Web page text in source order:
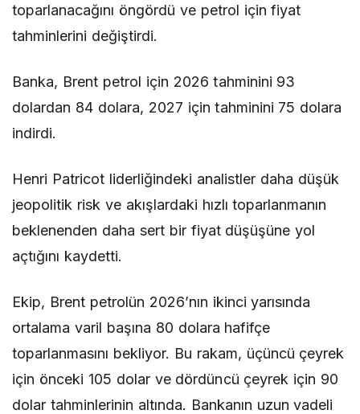
toparlanacağını öngördü ve petrol için fiyat
tahminlerini değiştirdi.
Banka, Brent petrol için 2026 tahminini 93
dolardan 84 dolara, 2027 için tahminini 75 dolara
indirdi.
Henri Patricot liderliğindeki analistler daha düşük
jeopolitik risk ve akışlardaki hızlı toparlanmanın
beklenenden daha sert bir fiyat düşüşüne yol
açtığını kaydetti.
Ekip, Brent petrolün 2026’nın ikinci yarısında
ortalama varil başına 80 dolara hafifçe
toparlanmasını bekliyor. Bu rakam, üçüncü çeyrek
için önceki 105 dolar ve dördüncü çeyrek için 90
dolar tahminlerinin altında. Bankanın uzun vadeli